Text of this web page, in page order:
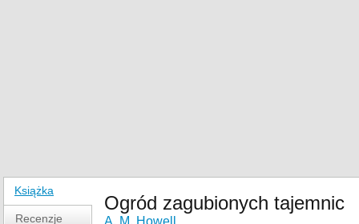
Książka
Recenzje
Ogród zagubionych tajemnic
A. M. Howell